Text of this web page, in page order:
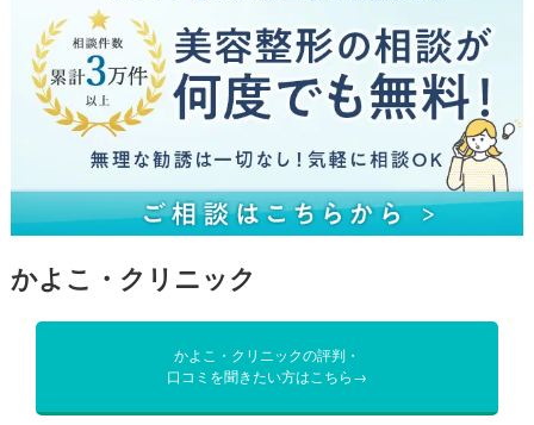
かよこ・クリニック
かよこ・クリニックの評判・
口コミを聞きたい方はこちら→